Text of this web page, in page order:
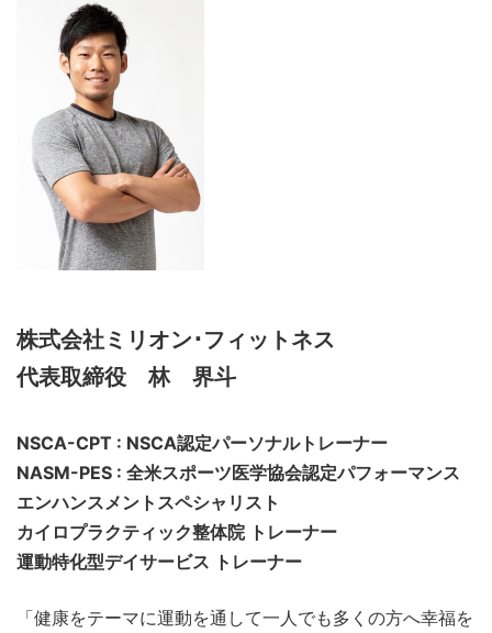
株式会社ミリオン･フィットネス
代表取締役 林 界斗
NSCA-CPT : NSCA認定パーソナルトレーナー
NASM-PES : 全米スポーツ医学協会認定パフォーマンス
エンハンスメントスペシャリスト
カイロプラクティック整体院 トレーナー
運動特化型デイサービス トレーナー
「健康をテーマに運動を通して一人でも多くの方へ幸福を